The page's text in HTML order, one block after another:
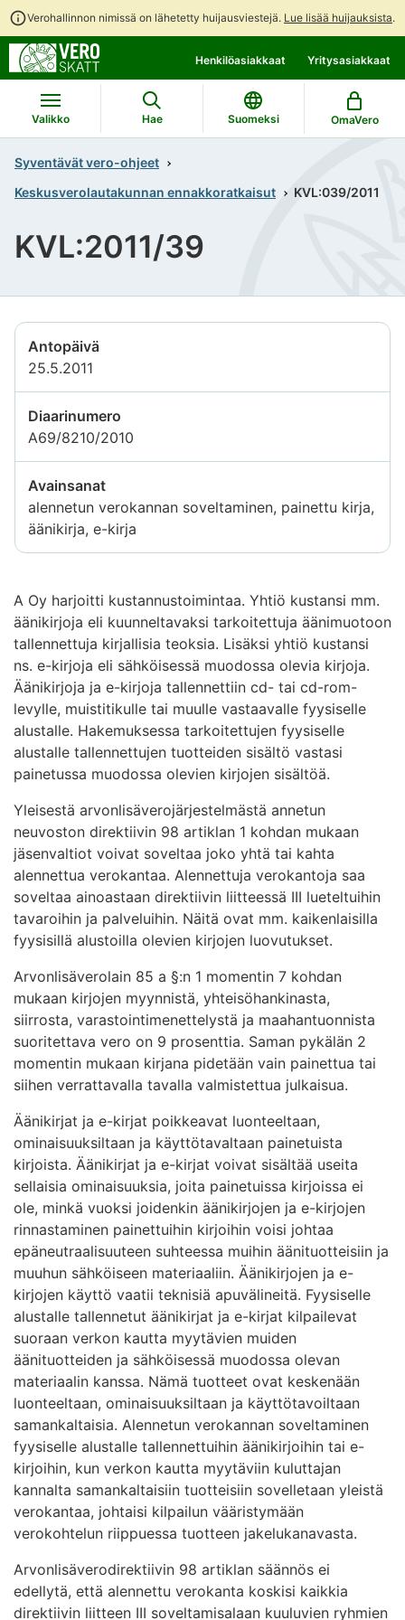
Verohallinnon nimissä on lähetetty huijausviestejä. Lue lisää huijauksista.
suoraan
sisältöön
koko
sivuston
hakuun
Henkilöasiakkaat Yritysasiakkaat
Valikko Hae Suomeksi OmaVero
Syventävät vero-ohjeet
Keskusverolautakunnan ennakkoratkaisut
KVL:039/2011
KVL:2011/39
Antopäivä
25.5.2011
Diaarinumero
A69/8210/2010
Avainsanat
alennetun verokannan soveltaminen, painettu kirja,
äänikirja, e-kirja
A Oy harjoitti kustannustoimintaa. Yhtiö kustansi mm.
äänikirjoja eli kuunneltavaksi tarkoitettuja äänimuotoon
tallennettuja kirjallisia teoksia. Lisäksi yhtiö kustansi
ns. e-kirjoja eli sähköisessä muodossa olevia kirjoja.
Äänikirjoja ja e-kirjoja tallennettiin cd- tai cd-rom-
levylle, muistitikulle tai muulle vastaavalle fyysiselle
alustalle. Hakemuksessa tarkoitettujen fyysiselle
alustalle tallennettujen tuotteiden sisältö vastasi
painetussa muodossa olevien kirjojen sisältöä.
Yleisestä arvonlisäverojärjestelmästä annetun
neuvoston direktiivin 98 artiklan 1 kohdan mukaan
jäsenvaltiot voivat soveltaa joko yhtä tai kahta
alennettua verokantaa. Alennettuja verokantoja saa
soveltaa ainoastaan direktiivin liitteessä III lueteltuihin
tavaroihin ja palveluihin. Näitä ovat mm. kaikenlaisilla
fyysisillä alustoilla olevien kirjojen luovutukset.
Arvonlisäverolain 85 a §:n 1 momentin 7 kohdan
mukaan kirjojen myynnistä, yhteisöhankinasta,
siirrosta, varastointimenettelystä ja maahantuonnista
suoritettava vero on 9 prosenttia. Saman pykälän 2
momentin mukaan kirjana pidetään vain painettua tai
siihen verrattavalla tavalla valmistettua julkaisua.
Äänikirjat ja e-kirjat poikkeavat luonteeltaan,
ominaisuuksiltaan ja käyttötavaltaan painetuista
kirjoista. Äänikirjat ja e-kirjat voivat sisältää useita
sellaisia ominaisuuksia, joita painetuissa kirjoissa ei
ole, minkä vuoksi joidenkin äänikirjojen ja e-kirjojen
rinnastaminen painettuihin kirjoihin voisi johtaa
epäneutraalisuuteen suhteessa muihin äänituotteisiin ja
muuhun sähköiseen materiaaliin. Äänikirjojen ja e-
kirjojen käyttö vaatii teknisiä apuvälineitä. Fyysiselle
alustalle tallennetut äänikirjat ja e-kirjat kilpailevat
suoraan verkon kautta myytävien muiden
äänituotteiden ja sähköisessä muodossa olevan
materiaalin kanssa. Nämä tuotteet ovat keskenään
luonteeltaan, ominaisuuksiltaan ja käyttötavoiltaan
samankaltaisia. Alennetun verokannan soveltaminen
fyysiselle alustalle tallennettuihin äänikirjoihin tai e-
kirjoihin, kun verkon kautta myytäviin kuluttajan
kannalta samankaltaisiin tuotteisiin sovelletaan yleistä
verokantaa, johtaisi kilpailun vääristymään
verokohtelun riippuessa tuotteen jakelukanavasta.
Arvonlisäverodirektiivin 98 artiklan säännös ei
edellytä, että alennettu verokanta koskisi kaikkia
direktiivin liitteen III soveltamisalaan kuuluvien ryhmien